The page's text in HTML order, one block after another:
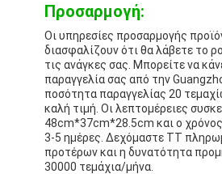
Προσαρμογή:
Οι υπηρεσίες προσαρμογής
διασφαλίζουν ότι θα λάβετε το
τις ανάγκες σας. Μπορείτε να
παραγγελία σας από την
ποσότητα παραγγελίας 20
καλή τιμή. Οι λεπτομέρειες
48cm*37cm*28.5cm και ο χρόνος
3-5 ημέρες. Δεχόμαστε TT
προτέρων και η δυνατότητα
30000 τεμάχια/μήνα.